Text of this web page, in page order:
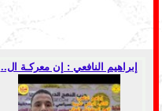
إبراهيم النافعي : إن معركـة ال..